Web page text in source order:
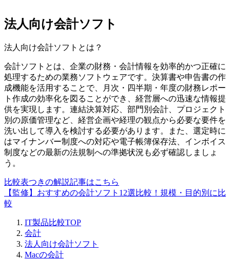
法人向け会計ソフト
法人向け会計ソフト とは？
会計ソフトとは、企業の財務・会計情報を効率的かつ正確に
処理するための業務ソフトウェアです。決算書や申告書の作
成機能を活用することで、月次・四半期・年度の財務レポー
ト作成の効率化を図ることができ、経営層への迅速な情報提
供を実現します。連結決算対応、部門別会計、プロジェクト
別の原価管理など、経営企画や経理の観点から必要な要件を
洗い出して導入を検討する必要があります。また、選定時に
はマイナンバー制度への対応や電子帳簿保存法、インボイス
制度などの最新の法規制への準拠状況も必ず確認しましょ
う。
比較表つきの解説記事はこちら
【監修】おすすめの会計ソフト12選比較！規模・目的別に比
較
IT製品比較TOP
会計
法人向け会計ソフト
Macの会計